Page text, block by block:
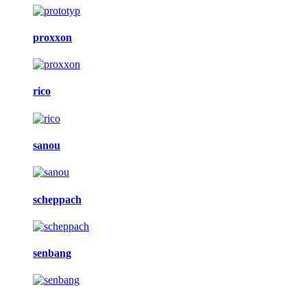
proxxon
rico
sanou
scheppach
senbang